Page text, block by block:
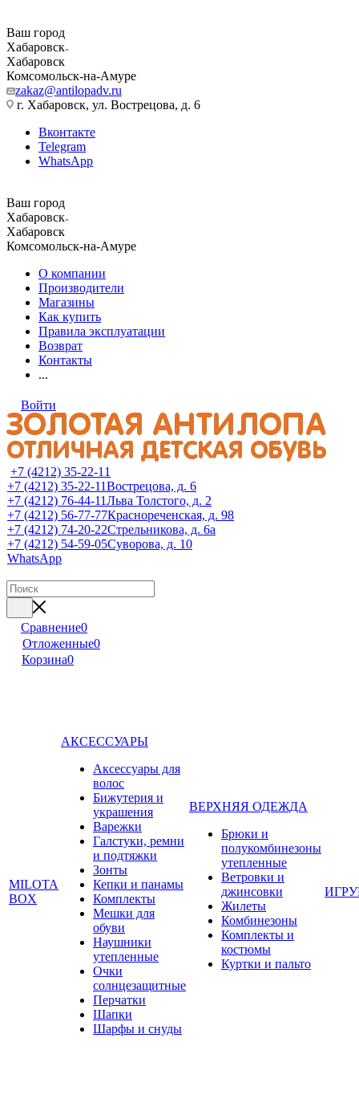
Ваш город
Хабаровск
Хабаровск
Комсомольск-на-Амуре
zakaz@antilopadv.ru
г. Хабаровск, ул. Вострецова, д. 6
Вконтакте
Telegram
WhatsApp
Ваш город
Хабаровск
Хабаровск
Комсомольск-на-Амуре
О компании
Производители
Магазины
Как купить
Правила эксплуатации
Возврат
Контакты
...
Войти
+7 (4212) 35-22-11
+7 (4212) 35-22-11Вострецова, д. 6
+7 (4212) 76-44-11Льва Толстого, д. 2
+7 (4212) 56-77-77Краснореченская, д. 98
+7 (4212) 74-20-22Стрельникова, д. 6а
+7 (4212) 54-59-05Суворова, д. 10
WhatsApp
Сравнение0
Отложенные0
Корзина0
MILOTA
BOX
АКСЕССУАРЫ
Аксессуары для
волос
Бижутерия и
украшения
Варежки
Галстуки, ремни
и подтяжки
Зонты
Кепки и панамы
Комплекты
Мешки для
обуви
Наушники
утепленные
Очки
солнцезащитные
Перчатки
Шапки
Шарфы и снуды
ВЕРХНЯЯ ОДЕЖДА
Брюки и
полукомбинезоны
утепленные
Ветровки и
джинсовки
Жилеты
Комбинезоны
Комплекты и
костюмы
Куртки и пальто